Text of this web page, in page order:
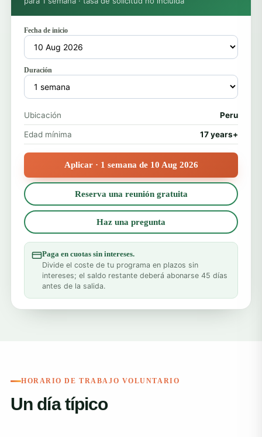
Fecha de inicio
Duración
Ubicación Peru
Edad mínima 17 years+
Aplicar · 1 semana de 10 Aug 2026
Reserva una reunión gratuita
Haz una pregunta
Paga en cuotas sin intereses.
Divide el coste de tu programa en plazos sin
intereses; el saldo restante deberá abonarse 45 días
antes de la salida.
HORARIO DE TRABAJO VOLUNTARIO
Un día típico